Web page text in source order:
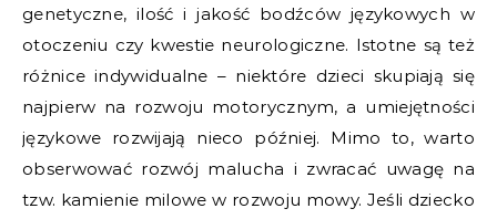
genetyczne, ilość i jakość bodźców językowych w
otoczeniu czy kwestie neurologiczne. Istotne są też
różnice indywidualne – niektóre dzieci skupiają się
najpierw na rozwoju motorycznym, a umiejętności
językowe rozwijają nieco później. Mimo to, warto
obserwować rozwój malucha i zwracać uwagę na
tzw. kamienie milowe w rozwoju mowy. Jeśli dziecko